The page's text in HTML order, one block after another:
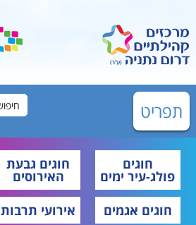
תפריט
חוגים
פולג-עיר ימים
חוגים גבעת
האירוסים
חוגים אגמים
אירועי תרבות